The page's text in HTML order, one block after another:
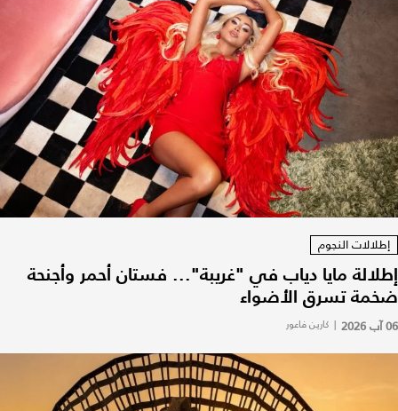
إطلالات النجوم
إطلالة مايا دياب في "غريبة"... فستان أحمر وأجنحة
ضخمة تسرق الأضواء
06 آب 2026 | كارين فاعور